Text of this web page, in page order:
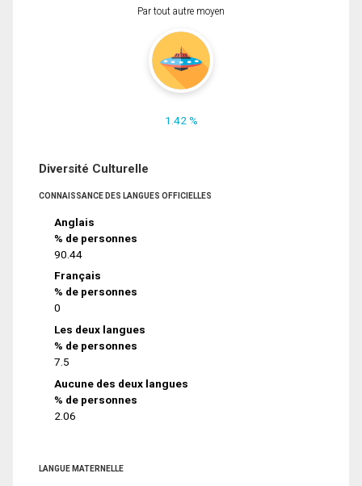
Par tout autre moyen
1.42 %
Diversité Culturelle
CONNAISSANCE DES LANGUES OFFICIELLES
Anglais
% de personnes
90.44
Français
% de personnes
0
Les deux langues
% de personnes
7.5
Aucune des deux langues
% de personnes
2.06
LANGUE MATERNELLE